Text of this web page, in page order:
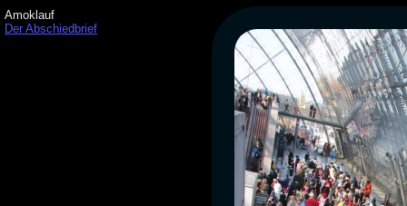
Amoklauf
Der Abschiedbrief